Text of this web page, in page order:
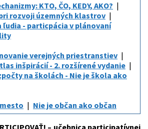
KTO, ČO, KEDY, AKO?
rozvoji územných klastrov
ľudia - particpácia v plánovaní
verejných priestranstiev
inšpirácií - 2. rozšírené vydanie
na školách - Nie je škola ako
Nie je občan ako občan